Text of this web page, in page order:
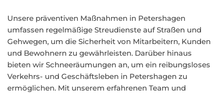
Unsere präventiven Maßnahmen in Petershagen
umfassen regelmäßige Streudienste auf Straßen und
Gehwegen, um die Sicherheit von Mitarbeitern, Kunden
und Bewohnern zu gewährleisten. Darüber hinaus
bieten wir Schneeräumungen an, um ein reibungsloses
Verkehrs- und Geschäftsleben in Petershagen zu
ermöglichen. Mit unserem erfahrenen Team und